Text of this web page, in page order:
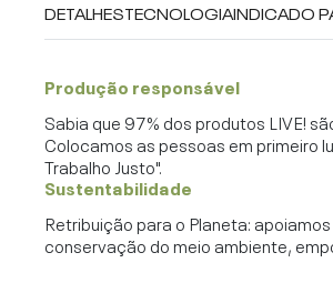
DETALHESTECNOLOGIAINDICADO
Produção responsável
Sabia que 97% dos produtos LIVE!
Colocamos as pessoas em primeiro
Trabalho Justo".
Sustentabilidade
Retribuição para o Planeta:
conservação do meio ambiente,